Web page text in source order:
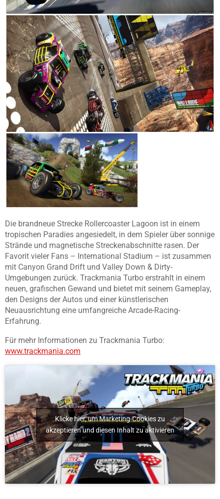
Die brandneue Strecke Rollercoaster Lagoon ist in einem
tropischen Paradies angesiedelt, in dem Spieler über sonnige
Strände und magnetische Streckenabschnitte rasen. Der
Favorit vieler Fans – International Stadium – ist zusammen
mit Canyon Grand Drift und Valley Down & Dirty-
Umgebungen zurück. Trackmania Turbo erstrahlt in einem
neuen, grafischen Gewand und bietet mit seinem Gameplay,
den Designs der Autos und einer künstlerischen
Neuausrichtung eine umfangreiche Arcade-Racing-
Erfahrung.
Für mehr Informationen zu Trackmania Turbo:
www.trackmania.com
Klicke hier, um Marketing-Cookies zu
akzeptieren und diesen Inhalt zu aktivieren